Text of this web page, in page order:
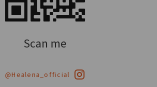
Scan me
@Healena_official